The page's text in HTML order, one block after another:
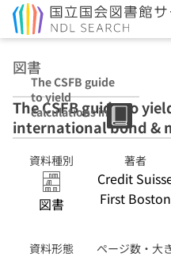
図書
The CSFB guide
to yield
calculations in
the
international
bond & money
markets
The CSFB guide to
international bond &
資料種別
図書
著者
Credit
First Boston
資料形態
ページ数・大